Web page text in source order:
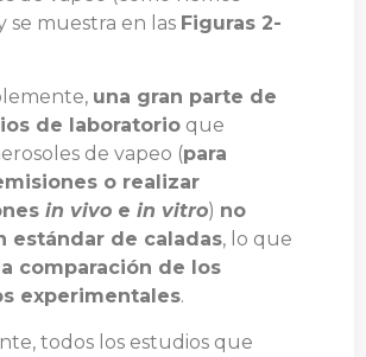
se muestra en las Figuras 2-
una gran parte de
de laboratorio que
de vapeo (para
o realizar
in vivo e in vitro) no
estándar de caladas, lo que
comparación de los
experimentales.
todos los estudios que